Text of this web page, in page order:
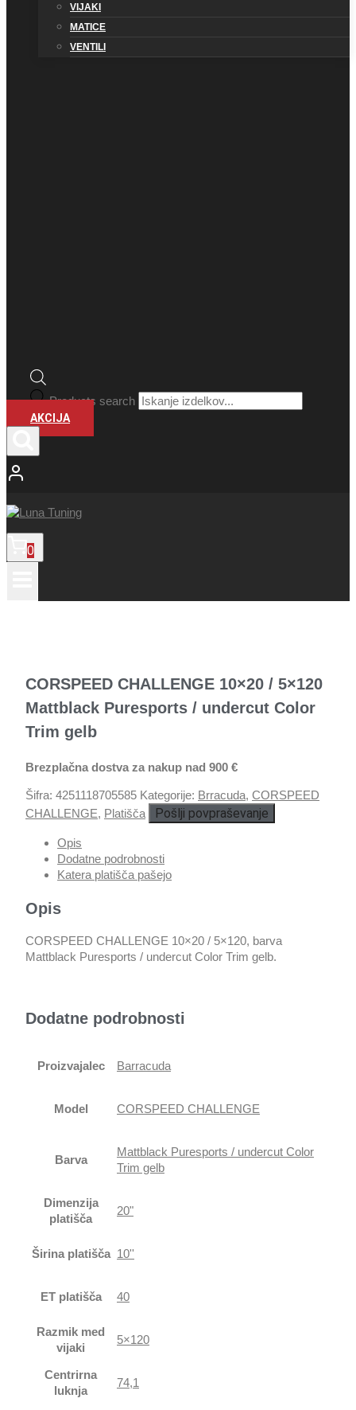
VIJAKI
MATICE
VENTILI
Products search
AKCIJA
0
CORSPEED CHALLENGE 10×20 / 5×120
Mattblack Puresports / undercut Color
Trim gelb
Brezplačna dostva za nakup nad 900 €
Šifra: 4251118705585 Kategorije: Brracuda, CORSPEED
CHALLENGE, Platišča Pošlji povpraševanje
Opis
Dodatne podrobnosti
Katera platišča pašejo
Opis
CORSPEED CHALLENGE 10×20 / 5×120, barva
Mattblack Puresports / undercut Color Trim gelb.
Dodatne podrobnosti
Proizvajalec Barracuda
Model CORSPEED CHALLENGE
Barva
Mattblack Puresports / undercut Color
Trim gelb
Dimenzija
platišča
20"
Širina platišča 10''
ET platišča 40
Razmik med
vijaki
5×120
Centrirna
luknja
74,1